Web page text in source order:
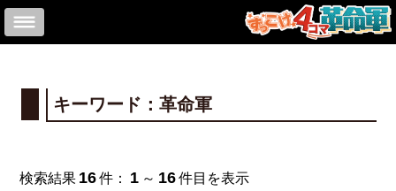
キーワード：革命軍
検索結果 16 件： 1 ～ 16 件目を表示